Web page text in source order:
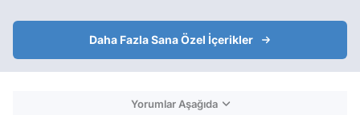
Daha Fazla Sana Özel İçerikler
Yorumlar Aşağıda